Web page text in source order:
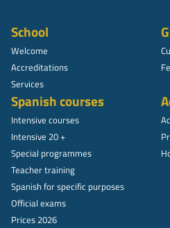
School
Welcome
Accreditations
Services
Spanish courses
Intensive courses
Intensive 20 +
Special programmes
Teacher training
Spanish for specific purposes
Official exams
Prices 2026